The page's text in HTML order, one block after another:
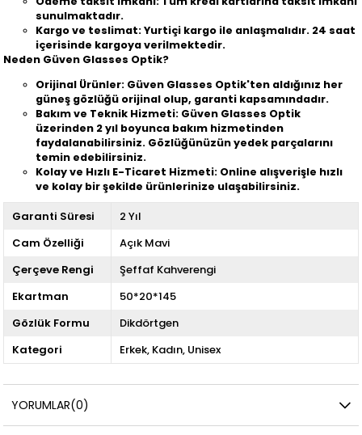
sunulmaktadır.
Kargo ve teslimat: Yurtiçi kargo ile anlaşmalıdır. 24 saat
içerisinde kargoya verilmektedir.
Neden Güven Glasses Optik?
Orijinal Ürünler: Güven Glasses Optik'ten aldığınız her
güneş gözlüğü orijinal olup, garanti kapsamındadır.
Bakım ve Teknik Hizmeti: Güven Glasses Optik
üzerinden 2 yıl boyunca bakım hizmetinden
faydalanabilirsiniz. Gözlüğünüzün yedek parçalarını
temin edebilirsiniz.
Kolay ve Hızlı E-Ticaret Hizmeti: Online alışverişle hızlı
ve kolay bir şekilde ürünlerinize ulaşabilirsiniz.
Garanti Süresi
2 Yıl
Cam Özelliği
Açık Mavi
Çerçeve Rengi
Şeffaf Kahverengi
Ekartman
50*20*145
Gözlük Formu
Dikdörtgen
Kategori
Erkek Kadın Unisex
YORUMLAR(0)